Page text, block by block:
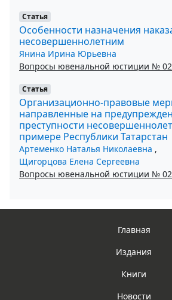
Статья
Особенности назначения
несовершеннолетним
Янина Ирина Юрьевна
Вопросы ювенальной юстиции №
Статья
Организационно-правовые
направленные на
преступности
примере Республики Татарстан
Артеменко Наталья Николаевна ,
Щигорцова Елена Сергеевна
Вопросы ювенальной юстиции №
Главная
Издания
Книги
Новости